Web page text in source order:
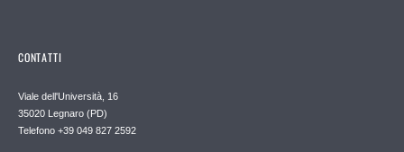
CONTATTI
Viale dell'Università, 16
35020 Legnaro (PD)
Telefono +39 049 827 2592